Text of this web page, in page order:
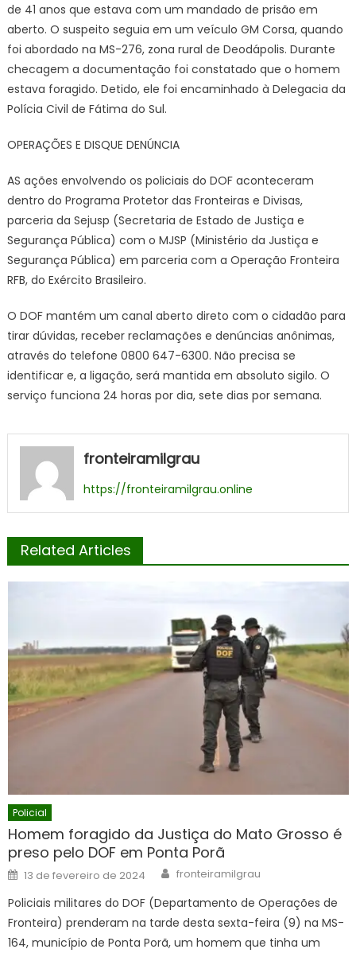
de 41 anos que estava com um mandado de prisão em
aberto. O suspeito seguia em um veículo GM Corsa, quando
foi abordado na MS-276, zona rural de Deodápolis. Durante
checagem a documentação foi constatado que o homem
estava foragido. Detido, ele foi encaminhado à Delegacia da
Polícia Civil de Fátima do Sul.
OPERAÇÕES E DISQUE DENÚNCIA
AS ações envolvendo os policiais do DOF aconteceram
dentro do Programa Protetor das Fronteiras e Divisas,
parceria da Sejusp (Secretaria de Estado de Justiça e
Segurança Pública) com o MJSP (Ministério da Justiça e
Segurança Pública) em parceria com a Operação Fronteira
RFB, do Exército Brasileiro.
O DOF mantém um canal aberto direto com o cidadão para
tirar dúvidas, receber reclamações e denúncias anônimas,
através do telefone 0800 647-6300. Não precisa se
identificar e, a ligação, será mantida em absoluto sigilo. O
serviço funciona 24 horas por dia, sete dias por semana.
fronteiramilgrau
https://fronteiramilgrau.online
Related Articles
Policial
Homem foragido da Justiça do Mato Grosso é
preso pelo DOF em Ponta Porã
Posted
on
13 de fevereiro de 2024 Author
fronteiramilgrau
Policiais militares do DOF (Departamento de Operações de
Fronteira) prenderam na tarde desta sexta-feira (9) na MS-
164, município de Ponta Porã, um homem que tinha um